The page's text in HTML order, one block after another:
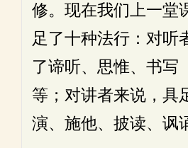
修。现在我们上一堂
足了十种法行：对听
了谛听、思惟、书写
等；对讲者来说，具
演、施他、披读、讽